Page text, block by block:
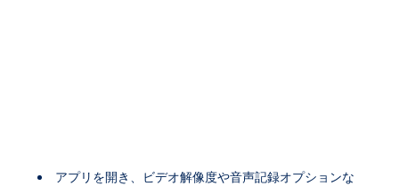
アプリを開き、ビデオ解像度や音声記録オプションな